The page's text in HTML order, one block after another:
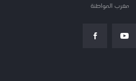
مغرب المواطنة